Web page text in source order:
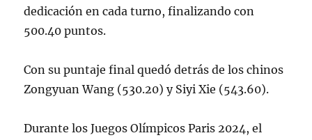
dedicación en cada turno, finalizando con
500.40 puntos.
Con su puntaje final quedó detrás de los chinos
Zongyuan Wang (530.20) y Siyi Xie (543.60).
Durante los Juegos Olímpicos Paris 2024, el